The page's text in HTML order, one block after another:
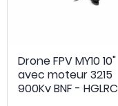
Drone FPV MY10 10"
avec moteur 3215
900Kv BNF - HGLRC